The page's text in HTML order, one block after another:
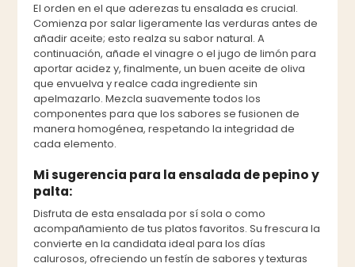
El orden en el que aderezas tu ensalada es crucial.
Comienza por salar ligeramente las verduras antes de
añadir aceite; esto realza su sabor natural. A
continuación, añade el vinagre o el jugo de limón para
aportar acidez y, finalmente, un buen aceite de oliva
que envuelva y realce cada ingrediente sin
apelmazarlo. Mezcla suavemente todos los
componentes para que los sabores se fusionen de
manera homogénea, respetando la integridad de
cada elemento.
Mi sugerencia para la ensalada de pepino y
palta:
Disfruta de esta ensalada por sí sola o como
acompañamiento de tus platos favoritos. Su frescura la
convierte en la candidata ideal para los días
calurosos, ofreciendo un festín de sabores y texturas